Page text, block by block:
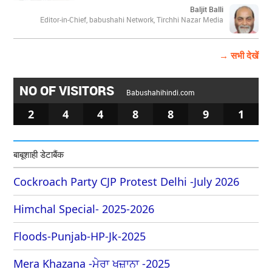
Baljit Balli
Editor-in-Chief, babushahi Network, Tirchhi Nazar Media
→ सभी देखें
NO OF VISITORS Babushahihindi.com
2 4 4 8 8 9 1
बाबूशाही डेटाबैंक
Cockroach Party CJP Protest Delhi -July 2026
Himchal Special- 2025-2026
Floods-Punjab-HP-Jk-2025
Mera Khazana -ਮੇਰਾ ਖਜ਼ਾਨਾ -2025